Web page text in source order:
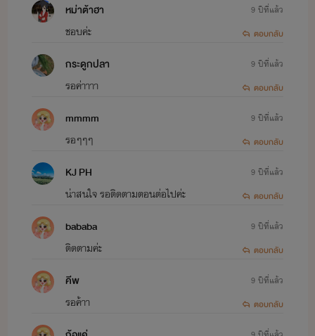
ขอบคุณทุกคนที่เข้ามาอ่านนิยายจาก
จินตนาการของไรท์นะจ๊ะ
น้ำหมึกหยดเดียว (นักเขียนไร้ชื่อ)
หม่าต้าฮา
ชอบค่ะ
9 ปีที่แล้ว
ตอบกลับ
กระดูกปลา
รอค่าาาา
9 ปีที่แล้ว
ตอบกลับ
mmmm
รอๆๆๆ
9 ปีที่แล้ว
ตอบกลับ
KJ PH
น่าสนใจ รอติดตามตอนต่อไปค่ะ
9 ปีที่แล้ว
ตอบกลับ
bababa
ติดตามค่ะ
9 ปีที่แล้ว
ตอบกลับ
คีพ
รอค้าา
9 ปีที่แล้ว
ตอบกลับ